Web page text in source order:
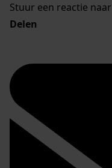
Stuur een reactie
Delen